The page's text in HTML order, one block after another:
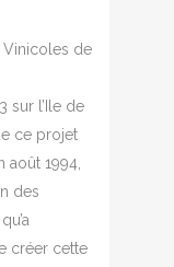
Vinicoles de
sur l’Ile de
ce projet
août 1994,
des
créer cette